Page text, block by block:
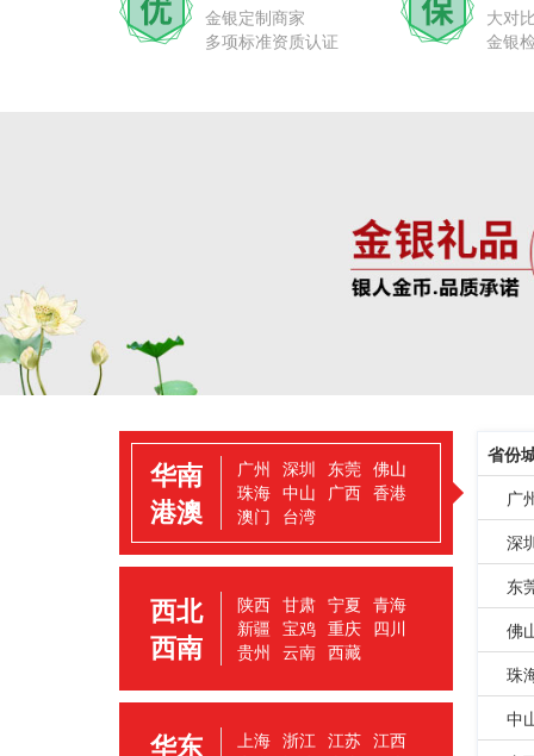
金银定制商家
多项标准资质认证
大对
金银
华南
港澳
广州 深圳 东莞 佛山
珠海 中山 广西 香港
澳门 台湾
西北
西南
陕西 甘肃 宁夏 青海
新疆 宝鸡 重庆 四川
贵州 云南 西藏
华东
上海 浙江 江苏 江西
省份
广
深
东
佛
珠
中